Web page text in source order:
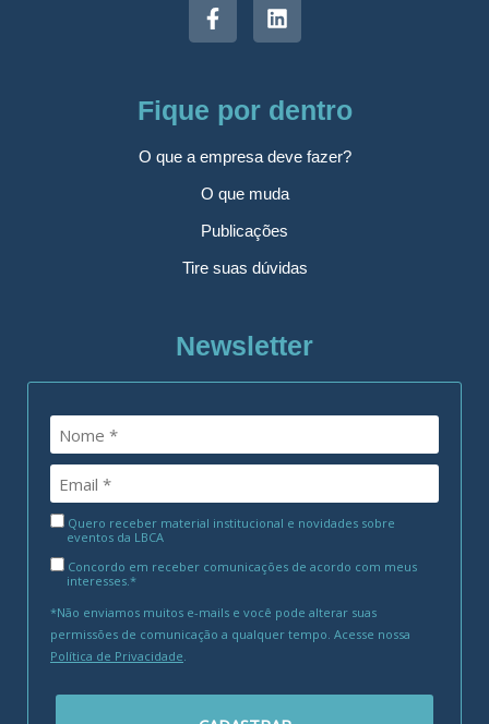
Fique por dentro
O que a empresa deve fazer?
O que muda
Publicações
Tire suas dúvidas
Newsletter
Quero receber material institucional e novidades sobre
eventos da LBCA
Concordo em receber comunicações de acordo com meus
interesses.*
*Não enviamos muitos e-mails e você pode alterar suas
permissões de comunicação a qualquer tempo. Acesse nossa
Política de Privacidade